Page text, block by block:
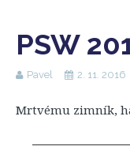
PSW
Pavel 2. 11. 2016
Mrtvému zimník,